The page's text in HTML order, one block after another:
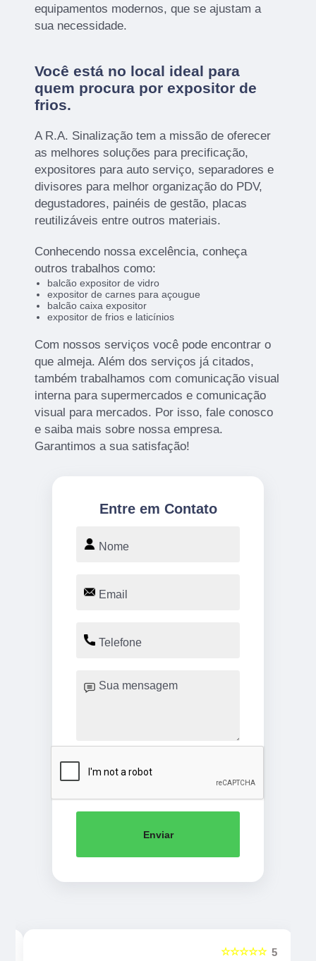
equipamentos modernos, que se ajustam a
sua necessidade.
Você está no local ideal para
quem procura porexpositor de
frios.
A R.A. Sinalização tem a missão de oferecer
as melhores soluções para precificação,
expositores para auto serviço, separadores e
divisores para melhor organização do PDV,
degustadores, painéis de gestão, placas
reutilizáveis entre outros materiais.
Conhecendo nossa excelência, conheça
outros trabalhos como:
balcão expositor de vidro
expositor de carnes para açougue
balcão caixa expositor
expositor de frios e laticínios
Com nossos serviços você pode encontrar o
que almeja. Além dos serviços já citados,
também trabalhamos com comunicação visual
interna para supermercados e comunicação
visual para mercados. Por isso, fale conosco
e saiba mais sobre nossa empresa.
Garantimos a sua satisfação!
Entre em Contato
Enviar
5
☆☆☆☆☆